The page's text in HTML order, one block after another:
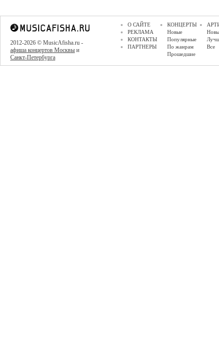
2012-2026 © MusicAfisha.ru -
афиша концертов Москвы и
Санкт-Петербурга
О САЙТЕ
РЕКЛАМА
КОНТАКТЫ
ПАРТНЕРЫ
КОНЦЕРТЫ
Новые
Популярные
По жанрам
Прошедшие
Все